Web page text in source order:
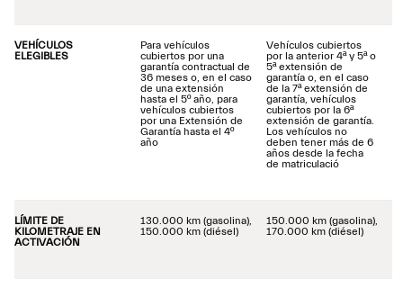
VEHÍCULOS
ELEGIBLES
Para vehículos
cubiertos por una
garantía contractual de
36 meses o, en el caso
de una extensión
hasta el 5º año, para
vehículos cubiertos
por una Extensión de
Garantía hasta el 4º
año
Vehículos cubiertos
por la anterior 4ª y 5ª o
5ª extensión de
garantía o, en el caso
de la 7ª extensión de
garantía, vehículos
cubiertos por la 6ª
extensión de garantía.
Los vehículos no
deben tener más de 6
años desde la fecha
de matriculació
LÍMITE DE
KILOMETRAJE EN
ACTIVACIÓN
130.000 km (gasolina),
150.000 km (diésel)
150.000 km (gasolina),
170.000 km (diésel)